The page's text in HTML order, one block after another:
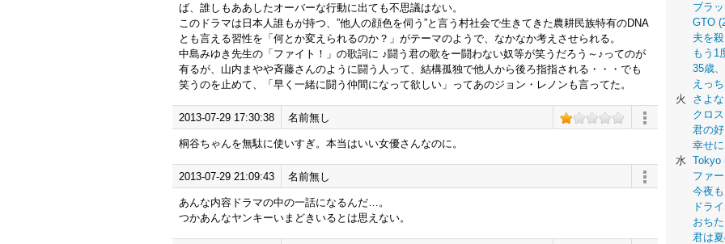
ば、誰しもああしたオーバーな行動に出ても不思議はない。
このドラマは日本人誰もが持つ、”他人の顔色を伺う”と言う村社会で生きてきた農耕民族特有のDNA
とも言える習性を「何とか変えられるのか？」がテーマのようで、なかなか考えさせられる。
中島みゆき先生の「ファイト！」の歌詞に ♪闘う君の歌をー闘わない奴等が笑うだろう～♪ってのが
有るが、山内まやや斉藤さんのように闘う人って、結構孤独で他人から後ろ指指される・・・でも
笑うのを止めて、「早く一緒に闘う仲間になって欲しい」ってあのジョン・レノンも言ってた。
2013-07-29 17:30:38 名前無し
桐谷ちゃんを無駄に使いすぎ。本当はいい女優さんなのに。
2013-07-29 21:09:43 名前無し
あんな内容ドラマの中の一話になるんだ…。
つかあんなヤンキーいまどきいるとは思えない。
ブラ
GTO
夫を
もう1
35歳
えっ
火
さよ
クロ
君の
幸せ
水 Tokyo
ファ
今夜
ドラ
おち
君は